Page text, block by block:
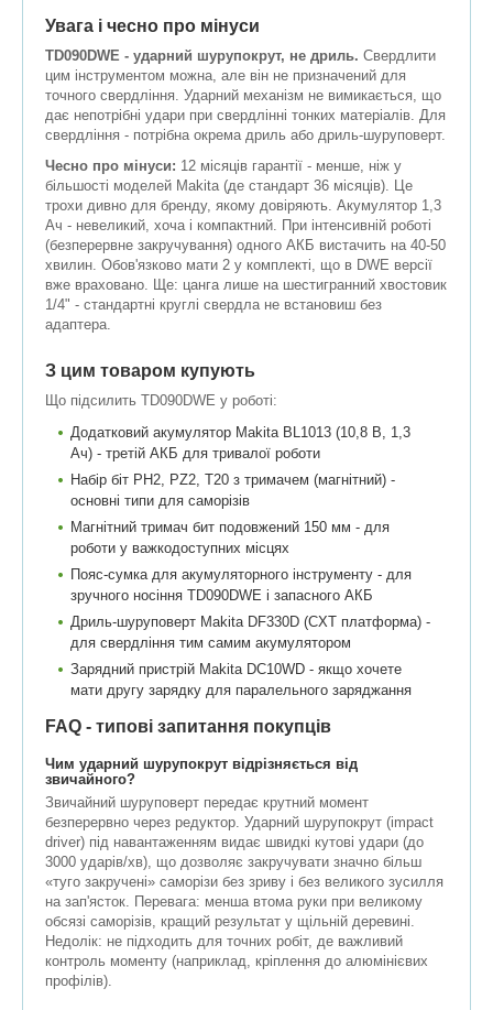
Увага і чесно про мінуси
TD090DWE - ударний шурупокрут, не дриль. Свердлити
цим інструментом можна, але він не призначений для
точного свердління. Ударний механізм не вимикається, що
дає непотрібні удари при свердлінні тонких матеріалів. Для
свердління - потрібна окрема дриль або дриль-шуруповерт.
Чесно про мінуси: 12 місяців гарантії - менше, ніж у
більшості моделей Makita (де стандарт 36 місяців). Це
трохи дивно для бренду, якому довіряють. Акумулятор 1,3
Ач - невеликий, хоча і компактний. При інтенсивній роботі
(безперервне закручування) одного АКБ вистачить на 40-50
хвилин. Обов'язково мати 2 у комплекті, що в DWE версії
вже враховано. Ще: цанга лише на шестигранний хвостовик
1/4" - стандартні круглі свердла не встановиш без
адаптера.
З цим товаром купують
Що підсилить TD090DWE у роботі:
Додатковий акумулятор Makita BL1013 (10,8 В, 1,3
Ач) - третій АКБ для тривалої роботи
Набір біт PH2, PZ2, T20 з тримачем (магнітний) -
основні типи для саморізів
Магнітний тримач бит подовжений 150 мм - для
роботи у важкодоступних місцях
Пояс-сумка для акумуляторного інструменту - для
зручного носіння TD090DWE і запасного АКБ
Дриль-шуруповерт Makita DF330D (CXT платформа) -
для свердління тим самим акумулятором
Зарядний пристрій Makita DC10WD - якщо хочете
мати другу зарядку для паралельного заряджання
FAQ - типові запитання покупців
Чим ударний шурупокрут відрізняється від
звичайного?
Звичайний шуруповерт передає крутний момент
безперервно через редуктор. Ударний шурупокрут (impact
driver) під навантаженням видає швидкі кутові удари (до
3000 ударів/хв), що дозволяє закручувати значно більш
«туго закручені» саморізи без зриву і без великого зусилля
на зап'ясток. Перевага: менша втома руки при великому
обсязі саморізів, кращий результат у щільній деревині.
Недолік: не підходить для точних робіт, де важливий
контроль моменту (наприклад, кріплення до алюмінієвих
профілів).